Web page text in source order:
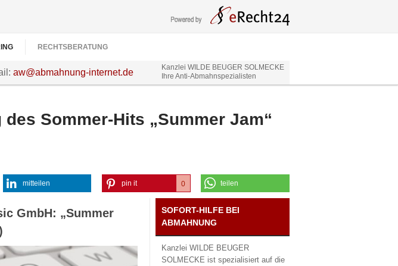
RECHTSBERATUNG
aw@abmahnung-internet.de
Kanzlei WILDE BEUGER SOLMECKE
Ihre Anti-Abmahnspezialisten
Sommer-Hits „Summer Jam“
mitteilen pin it 0
0 teilen
GmbH: „Summer
SOFORT-HILFE BEI
ABMAHNUNG
Kanzlei WILDE BEUGER
SOLMECKE ist spezialisiert auf die